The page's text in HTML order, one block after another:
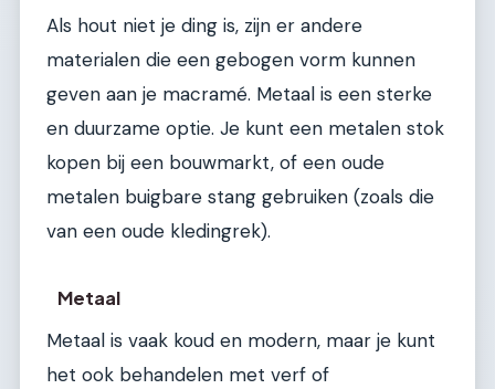
Als hout niet je ding is, zijn er andere
materialen die een gebogen vorm kunnen
geven aan je macramé. Metaal is een sterke
en duurzame optie. Je kunt een metalen stok
kopen bij een bouwmarkt, of een oude
metalen buigbare stang gebruiken (zoals die
van een oude kledingrek).
Metaal
Metaal is vaak koud en modern, maar je kunt
het ook behandelen met verf of